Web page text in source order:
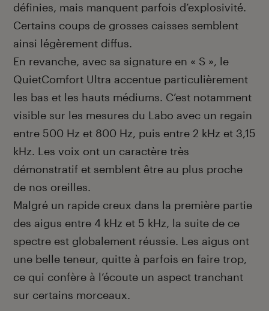
définies, mais manquent parfois d’explosivité.
Certains coups de grosses caisses semblent
ainsi légèrement diffus.
En revanche, avec sa signature en « S », le
QuietComfort Ultra accentue particulièrement
les bas et les hauts médiums. C’est notamment
visible sur les mesures du Labo avec un regain
entre 500 Hz et 800 Hz, puis entre 2 kHz et 3,15
kHz. Les voix ont un caractère très
démonstratif et semblent être au plus proche
de nos oreilles.
Malgré un rapide creux dans la première partie
des aigus entre 4 kHz et 5 kHz, la suite de ce
spectre est globalement réussie. Les aigus ont
une belle teneur, quitte à parfois en faire trop,
ce qui confère à l’écoute un aspect tranchant
sur certains morceaux.